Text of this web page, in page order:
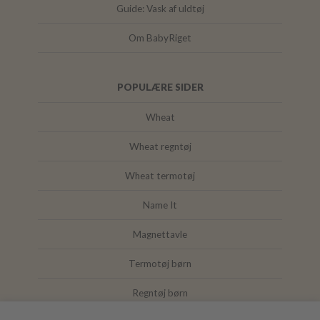
Guide: Vask af uldtøj
Om BabyRiget
POPULÆRE SIDER
Wheat
Wheat regntøj
Wheat termotøj
Name It
Magnettavle
Termotøj børn
Regntøj børn